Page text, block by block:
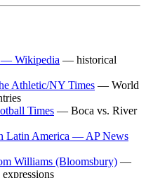
— Wikipedia — historical
Athletic/NY Times — World
Times — Boca vs. River
Latin America — AP News
Williams (Bloomsbury) —